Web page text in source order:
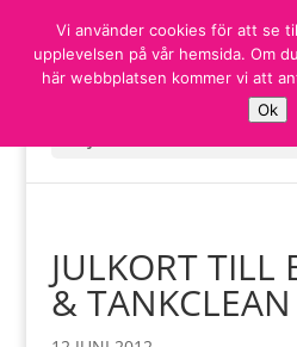
JULKORT TILL
& TANKCLEAN
Vi använder cookies för att se
upplevelsen på vår hemsida. Om
här webbplatsen kommer vi att
Ok